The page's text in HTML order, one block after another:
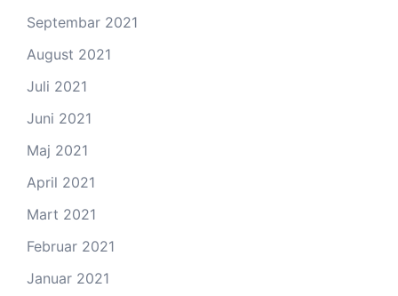
Septembar 2021
August 2021
Juli 2021
Juni 2021
Maj 2021
April 2021
Mart 2021
Februar 2021
Januar 2021